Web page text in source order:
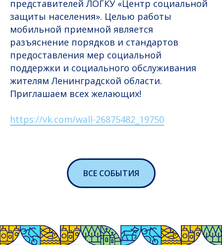
представителей ЛОГКУ «Центр социальной
защиты населения». Целью работы
мобильной приемной является
разъяснение порядков и стандартов
предоставления мер социальной
поддержки и социального обслуживания
жителям Ленинградской области.
Приглашаем всех желающих!
https://vk.com/wall-26875482_19750
ВСЕ СОБЫТИЯ